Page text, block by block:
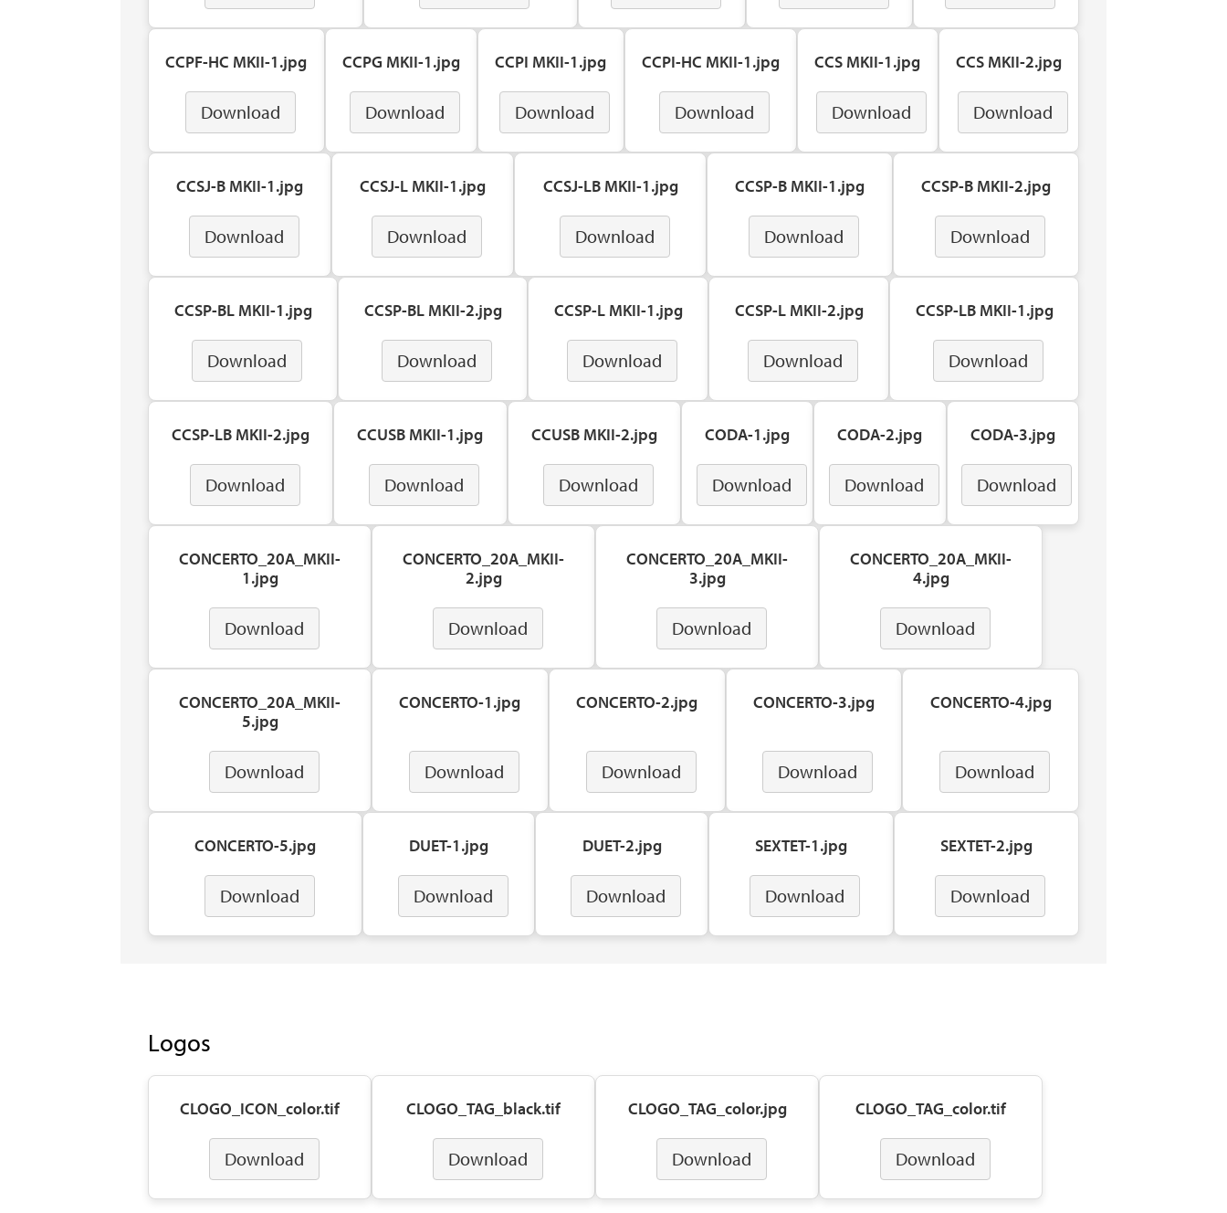
CCPF-HC MKII-1.jpg
Download
CCPG MKII-1.jpg
Download
CCPI MKII-1.jpg
Download
CCPI-HC MKII-1.jpg
Download
CCS MKII-1.jpg
Download
CCS MKII-2.jpg
Download
CCSJ-B MKII-1.jpg
Download
CCSJ-L MKII-1.jpg
Download
CCSJ-LB MKII-1.jpg
Download
CCSP-B MKII-1.jpg
Download
CCSP-B MKII-2.jpg
Download
CCSP-BL MKII-1.jpg
Download
CCSP-BL MKII-2.jpg
Download
CCSP-L MKII-1.jpg
Download
CCSP-L MKII-2.jpg
Download
CCSP-LB MKII-1.jpg
Download
CCSP-LB MKII-2.jpg
Download
CCUSB MKII-1.jpg
Download
CCUSB MKII-2.jpg
Download
CODA-1.jpg
Download
CODA-2.jpg
Download
CODA-3.jpg
Download
CONCERTO_20A_MKII-
1.jpg
Download
CONCERTO_20A_MKII-
2.jpg
Download
CONCERTO_20A_MKII-
3.jpg
Download
CONCERTO_20A_MKII-
4.jpg
Download
CONCERTO_20A_MKII-
5.jpg
Download
CONCERTO-1.jpg
Download
CONCERTO-2.jpg
Download
CONCERTO-3.jpg
Download
CONCERTO-4.jpg
Download
CONCERTO-5.jpg
Download
DUET-1.jpg
Download
DUET-2.jpg
Download
SEXTET-1.jpg
Download
SEXTET-2.jpg
Download
Logos
CLOGO_ICON_color.tif
Download
CLOGO_TAG_black.tif
Download
CLOGO_TAG_color.jpg
Download
CLOGO_TAG_color.tif
Download